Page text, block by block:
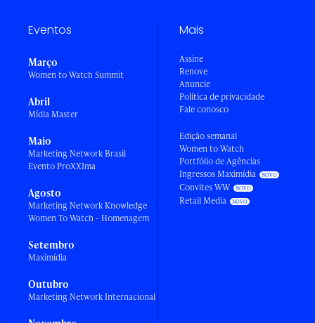
Eventos
Março
Women to Watch Summit
Abril
Mídia Master
Maio
Marketing Network Brasil
Evento ProXXIma
Agosto
Marketing Network Knowledge
Women To Watch - Homenagem
Setembro
Maximídia
Outubro
Marketing Network Internacional
Mais
Assine
Renove
Anuncie
Política de privacidade
Fale conosco
Edição semanal
Women to Watch
Portfólio de Agências
Ingressos Maximídia
Convites WW
Retail Media